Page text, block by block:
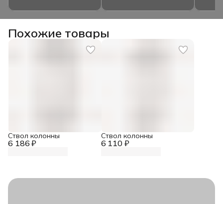
Похожие товары
6 186 ₽
Ствол колонны
6 110 ₽
Ствол колонны